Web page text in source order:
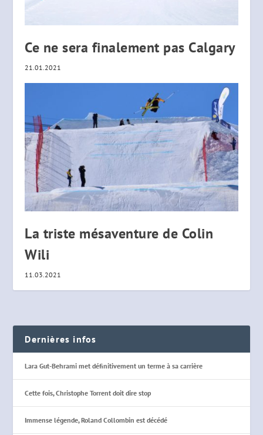
Ce ne sera finalement pas Calgary
21.01.2021
La triste mésaventure de Colin
Wili
11.03.2021
Dernières infos
Lara Gut-Behrami met définitivement un terme à sa carrière
Cette fois, Christophe Torrent doit dire stop
Immense légende, Roland Collombin est décédé